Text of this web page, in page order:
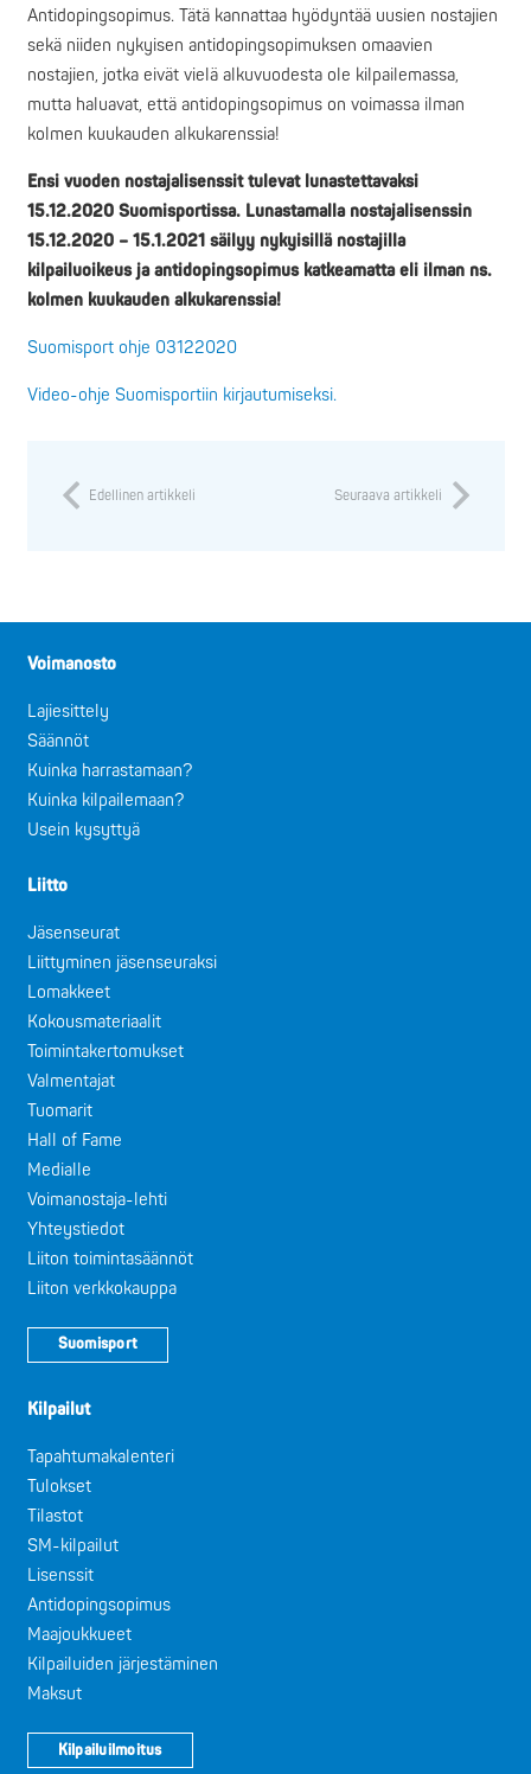
Antidopingsopimus. Tätä kannattaa hyödyntää uusien nostajien
sekä niiden nykyisen antidopingsopimuksen omaavien
nostajien, jotka eivät vielä alkuvuodesta ole kilpailemassa,
mutta haluavat, että antidopingsopimus on voimassa ilman
kolmen kuukauden alkukarenssia!
Ensi vuoden nostajalisenssit tulevat lunastettavaksi
15.12.2020 Suomisportissa. Lunastamalla nostajalisenssin
15.12.2020 – 15.1.2021 säilyy nykyisillä nostajilla
kilpailuoikeus ja antidopingsopimus katkeamatta eli ilman ns.
kolmen kuukauden alkukarenssia!
Suomisport ohje 03122020
Video-ohje Suomisportiin kirjautumiseksi.
Edellinen artikkeli Seuraava artikkeli
Voimanosto
Lajiesittely
Säännöt
Kuinka harrastamaan?
Kuinka kilpailemaan?
Usein kysyttyä
Liitto
Jäsenseurat
Liittyminen jäsenseuraksi
Lomakkeet
Kokousmateriaalit
Toimintakertomukset
Valmentajat
Tuomarit
Hall of Fame
Medialle
Voimanostaja-lehti
Yhteystiedot
Liiton toimintasäännöt
Liiton verkkokauppa
Suomisport
Kilpailut
Tapahtumakalenteri
Tulokset
Tilastot
SM-kilpailut
Lisenssit
Antidopingsopimus
Maajoukkueet
Kilpailuiden järjestäminen
Maksut
Kilpailuilmoitus